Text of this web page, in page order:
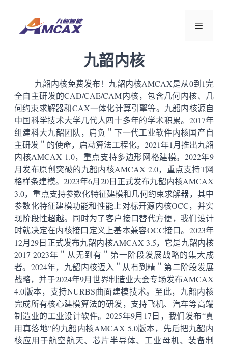
菜
九韶内核
九韶内核免费发布！九韶内核AMCAX是从0到1完
全自主研发的CAD/CAE/CAM内核，包含几何内核、几
何约束求解器和CAX一体化计算引擎等。九韶内核源自
中国科学技术大学几代人四十多年的学术积累。2017年
组建科大九韶团队，肩负＂下一代工业软件内核国产自
主研发＂的使命，启动算法工程化。2021年1月推出九韶
内核AMCAX 1.0，重点支持多边形网格建模。2022年9
月发布原创突破的九韶内核AMCAX 2.0，重点支持T网
格样条建模。2023年6月20日正式发布九韶内核AMCAX
3.0，重点支持参数化特征建模和几何约束求解器，其中
参数化特征建模功能和性能上对标开源内核OCC，并实
现阶段性超越。同时为了客户接口替代方便，我们设计
时就决定在内核接口定义上基本兼容OCC接口。2023年
12月29日正式发布九韶内核AMCAX 3.5，它是九韶内核
2017-2023年＂从无到有＂第一阶段发展战略的集大成
者。2024年，九韶内核迈入＂从有到精＂第二阶段发展
战略，并于2024年9月世界制造业大会专场发布AMCAX
4.0版本，支持NURBS曲面建模技术。至此，九韶内核
完成所有核心建模算法的研发，支持飞机、汽车等高端
制造业的工业设计软件。2025年9月17日，我们发布“真
用真落地”的九韶内核AMCAX 5.0版本，先后把九韶内
核应用于航空航天、芯片半导体、工业母机、装备制